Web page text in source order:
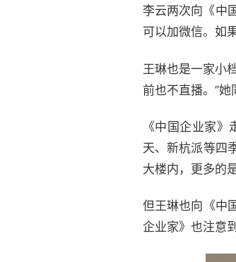
李云两次向《中
可以加微信。如
王琳也是一家小
前也不直播。”她
《中国企业家
天、新杭派等四
大楼内，更多的
但王琳也向《中
企业家》也注意